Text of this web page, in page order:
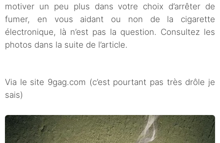
motiver un peu plus dans votre choix d’arrêter de
fumer, en vous aidant ou non de la cigarette
électronique, là n’est pas la question. Consultez les
photos dans la suite de l’article.
Via le site 9gag.com (c’est pourtant pas très drôle je
sais)